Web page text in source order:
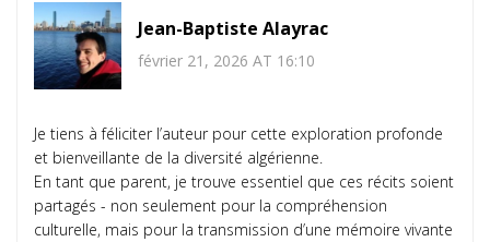
Jean-Baptiste Alayrac
février 21, 2026 AT 16:10
Je tiens à féliciter l’auteur pour cette exploration profonde
et bienveillante de la diversité algérienne.
En tant que parent, je trouve essentiel que ces récits soient
partagés - non seulement pour la compréhension
culturelle, mais pour la transmission d’une mémoire vivante